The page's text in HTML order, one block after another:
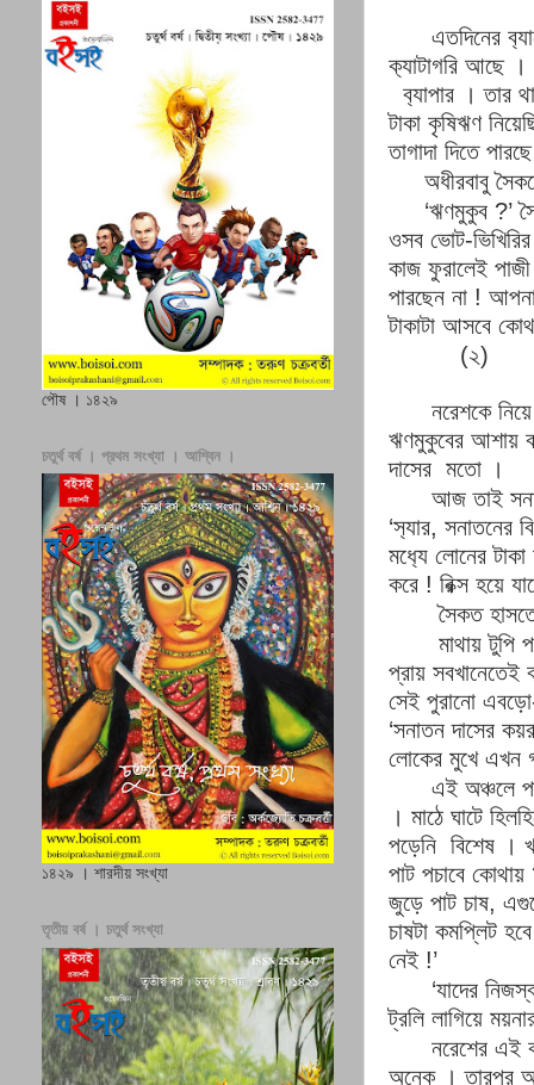
এতদিনের
ক‍্যাটাগরি আছে ।
ব‍্যাপার । তার
টাকা কৃষিঋণ
তাগাদা দিতে
অধীরবাবু
‘ঋণমুকুব ?’
ওসব ভোট-
কাজ ফুরালেই
পারছেন না !
টাকাটা আসবে
(২)
নরেশকে
ঋণমুকুবের আশায়
দাসের মতো ।
আজ তাই
‘স‍্যার, সনাতনের
মধ‍্যে লোনের
করে ! রিক্স হয়ে
সৈকত
মাথায় টুপি
প্রায় সবখানেতেই
সেই পুরানো
‘সনাতন দাসের
লোকের মুখে এখন
এই অঞ্চলে
। মাঠে ঘাটে
পড়েনি বিশেষ ।
পাট পচাবে কোথায়
জুড়ে পাট চাষ,
চাষটা কমপ্লিট হবে
নেই !’
‘যাদের
ট্রলি লাগিয়ে
নরেশের এই
অনেক । তারপর
পৌষ । ১৪২৯
চতুর্থ বর্ষ । প্রথম সংখ্যা । আশ্বিন ।
১৪২৯ । শারদীয় সংখ্যা
তৃতীয় বর্ষ । চতুর্থ সংখ্যা